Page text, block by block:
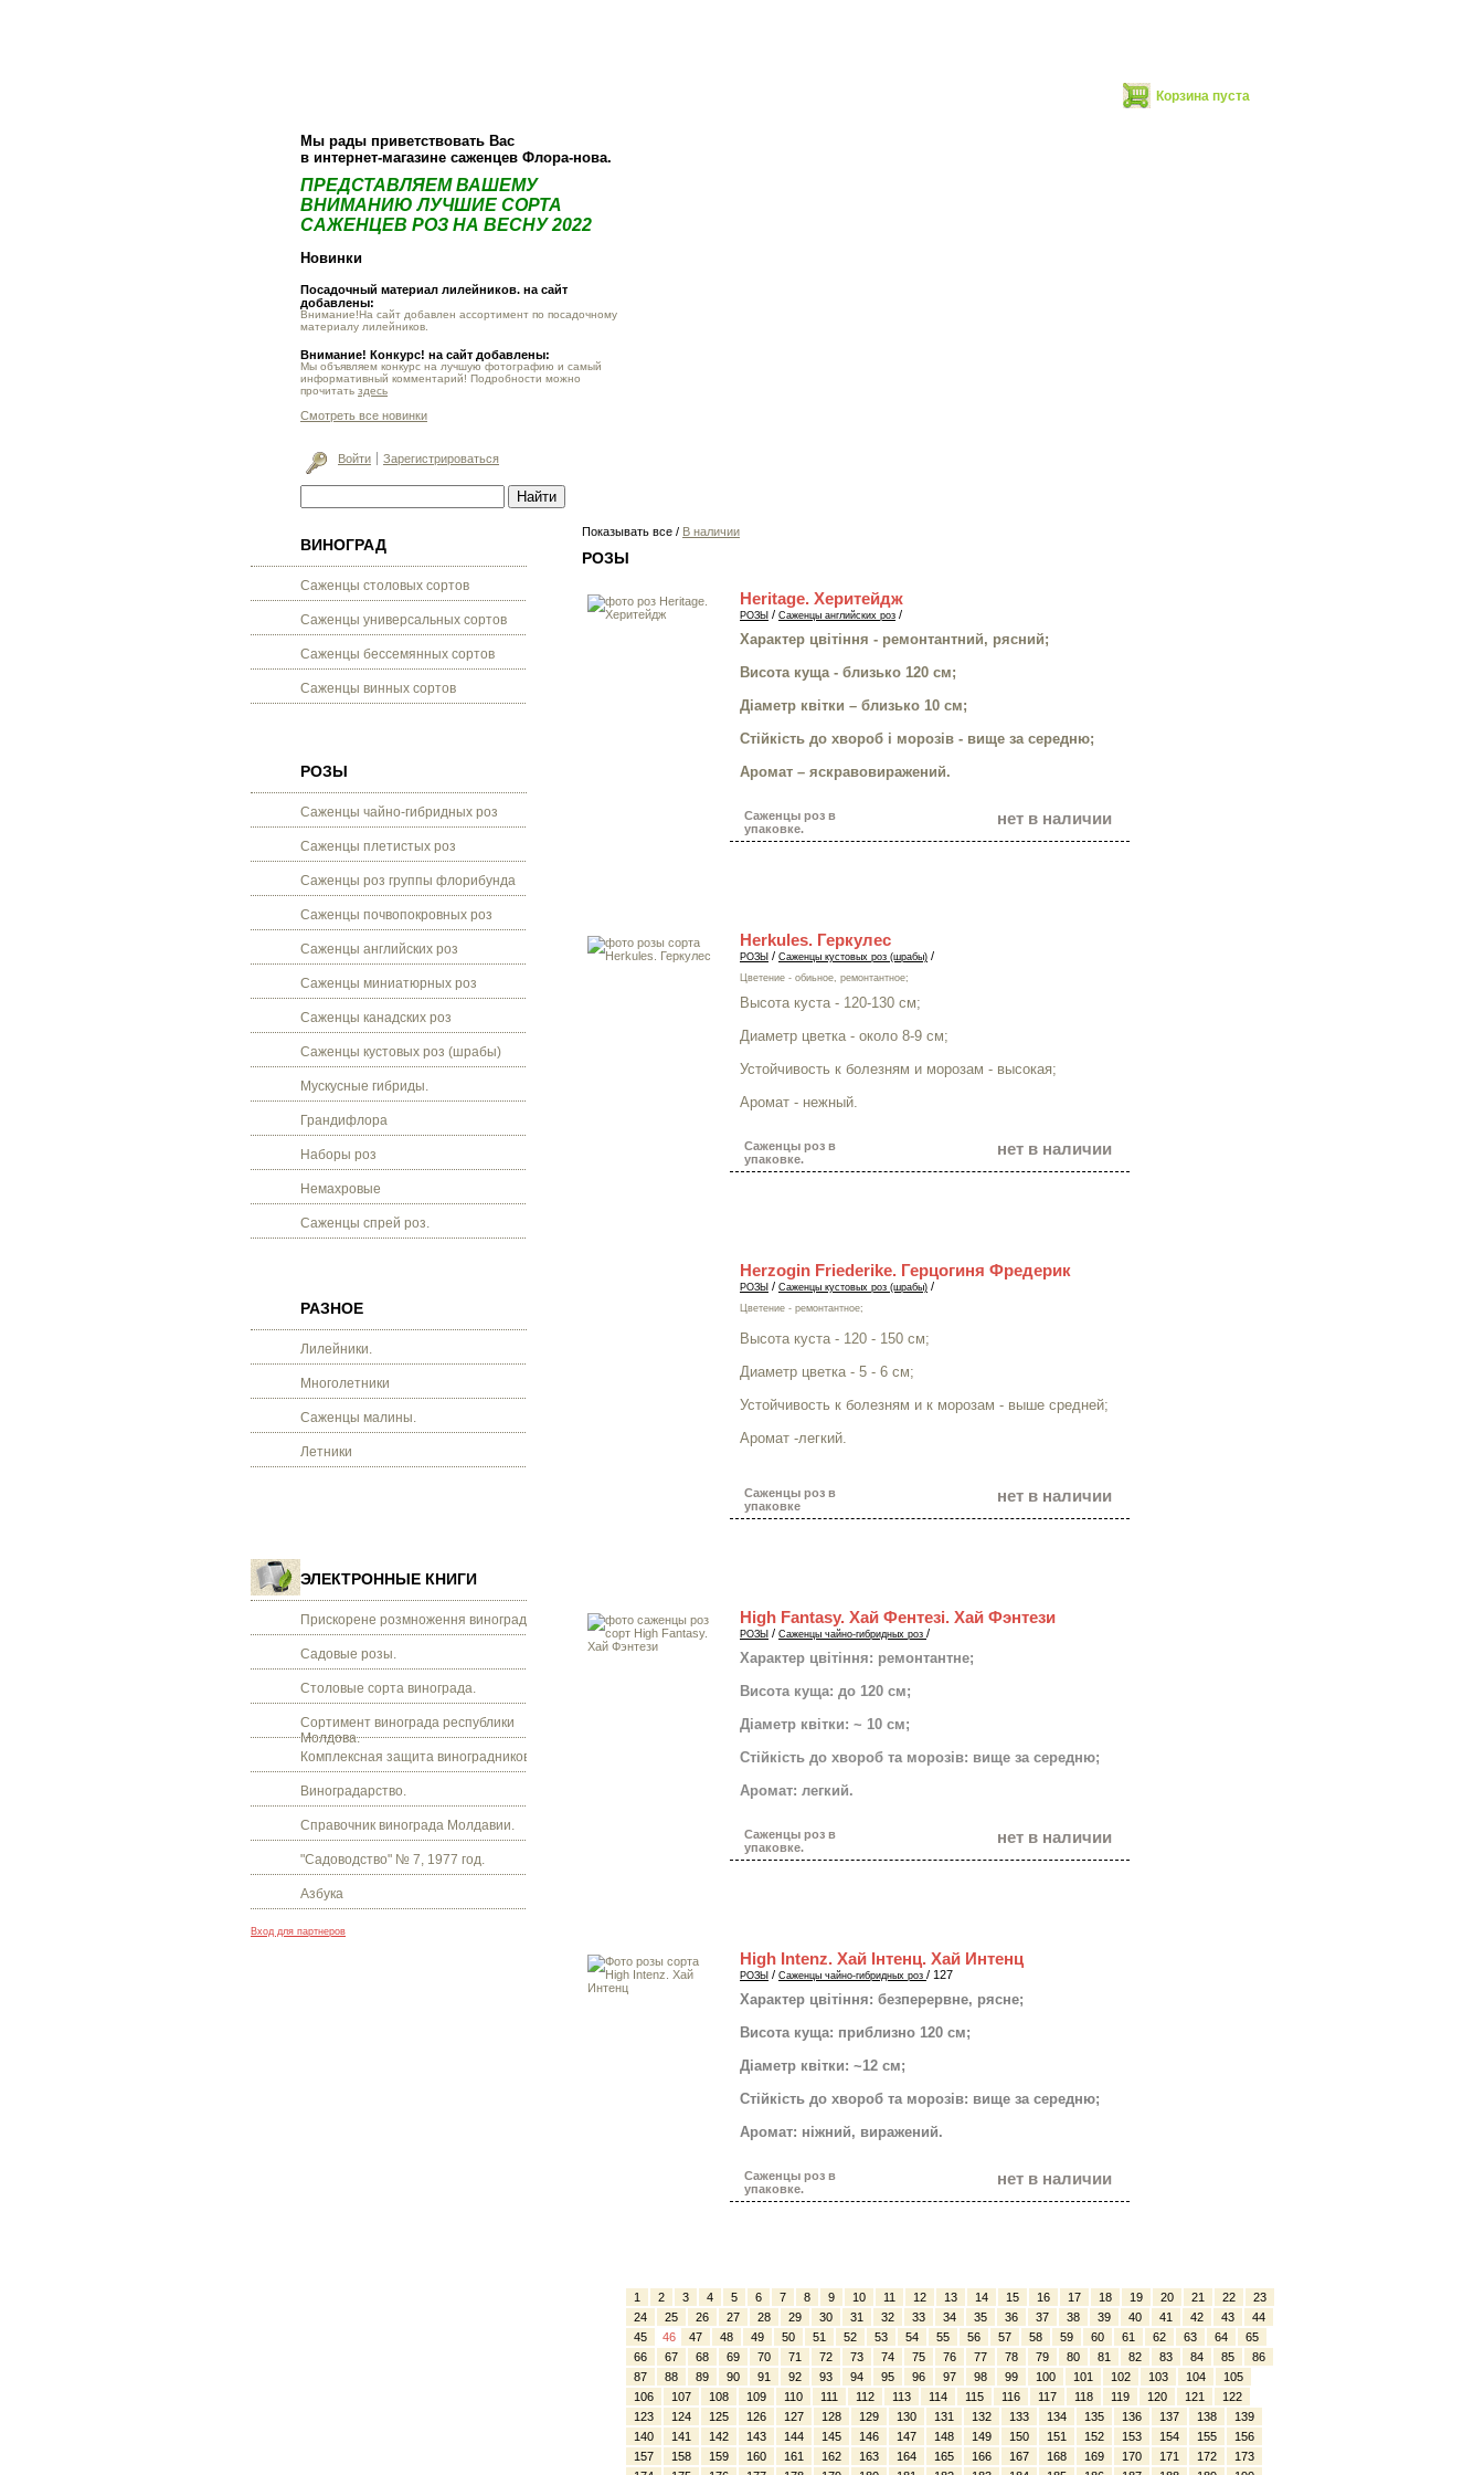
Корзина пуста
Мы рады приветствовать Вас
в интернет-магазине саженцев Флора-нова.
ПРЕДСТАВЛЯЕМ ВАШЕМУ
ВНИМАНИЮ ЛУЧШИЕ СОРТА
САЖЕНЦЕВ РОЗ НА ВЕСНУ 2022
Новинки
Посадочный материал лилейников. на сайт
добавлены:
Внимание!На сайт добавлен ассортимент по посадочному
материалу лилейников.
Внимание! Конкурс! на сайт добавлены:
Мы объявляем конкурс на лучшую фотографию и самый
информативный комментарий! Подробности можно
прочитать здесь
Смотреть все новинки
Войти Зарегистрироваться
ВИНОГРАД
Саженцы столовых сортов
Саженцы универсальных сортов
Саженцы бессемянных сортов
Саженцы винных сортов
РОЗЫ
Саженцы чайно-гибридных роз
Саженцы плетистых роз
Саженцы роз группы флорибунда
Саженцы почвопокровных роз
Саженцы английских роз
Саженцы миниатюрных роз
Саженцы канадских роз
Саженцы кустовых роз (шрабы)
Мускусные гибриды.
Грандифлора
Наборы роз
Немахровые
Саженцы спрей роз.
РАЗНОЕ
Лилейники.
Многолетники
Саженцы малины.
Летники
ЭЛЕКТРОННЫЕ КНИГИ
Прискорене розмноження винограду.
Садовые розы.
Столовые сорта винограда.
Сортимент винограда республики
Молдова.
Комплексная защита виноградников.
Виноградарство.
Справочник винограда Молдавии.
"Садоводство" № 7, 1977 год.
Азбука
Вход для партнеров
Показывать все / В наличии
РОЗЫ
Heritage. Херитейдж
РОЗЫ / Саженцы английских роз /
Характер цвітіння - ремонтантний, рясний;
Висота куща - близько 120 см;
Діаметр квітки – близько 10 см;
Стійкість до хвороб і морозів - вище за середню;
Аромат – яскравовиражений.
Саженцы роз в
упаковке.
нет в наличии
Herkules. Геркулес
РОЗЫ / Саженцы кустовых роз (шрабы) /
Цветение - обиьное, ремонтантное;
Высота куста - 120-130 см;
Диаметр цветка - около 8-9 см;
Устойчивость к болезням и морозам - высокая;
Аромат - нежный.
Саженцы роз в
упаковке.
нет в наличии
Herzogin Friederike. Герцогиня Фредерик
РОЗЫ / Саженцы кустовых роз (шрабы) /
Цветение - ремонтантное;
Высота куста - 120 - 150 см;
Диаметр цветка - 5 - 6 см;
Устойчивость к болезням и к морозам - выше средней;
Аромат -легкий.
Саженцы роз в
упаковке
нет в наличии
High Fantasy. Хай Фентезі. Хай Фэнтези
РОЗЫ / Саженцы чайно-гибридных роз /
Характер цвітіння: ремонтантне;
Висота куща: до 120 см;
Діаметр квітки: ~ 10 см;
Стійкість до хвороб та морозів: вище за середню;
Аромат: легкий.
Саженцы роз в
упаковке.
нет в наличии
High Intenz. Хай Інтенц. Хай Интенц
РОЗЫ / Саженцы чайно-гибридных роз / 127
Характер цвітіння: безперервне, рясне;
Висота куща: приблизно 120 см;
Діаметр квітки: ~12 см;
Стійкість до хвороб та морозів: вище за середню;
Аромат: ніжний, виражений.
Саженцы роз в
упаковке.
нет в наличии
1 2 3 4 5 6 7 8 9 10 11 12 13 14 15 16 17 18 19 20 21 22
23
24
25 26 27 28 29 30 31 32 33 34 35 36 37 38 39 40 41 42 43
44
45
46 47 48 49 50 51 52 53 54 55 56 57 58 59 60 61 62 63 64
65
66
67 68 69 70 71 72 73 74 75 76 77 78 79 80 81 82 83 84 85
86
87
88 89 90 91 92 93 94 95 96 97 98 99 100 101 102 103 104
105
106
107 108 109 110 111 112 113 114 115 116 117 118 119 120 121
122
123
124 125 126 127 128 129 130 131 132 133 134 135 136 137 138
139
140
141 142 143 144 145 146 147 148 149 150 151 152 153 154 155
156
157
158 159 160 161 162 163 164 165 166 167 168 169 170 171 172
173